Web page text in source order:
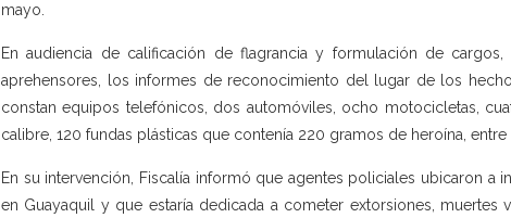
mayo.
En audiencia de calificación de flagrancia y formulación de
aprehensores, los informes de reconocimiento del lugar de los
constan equipos telefónicos, dos automóviles, ocho motocicletas,
calibre, 120 fundas plásticas que contenía 220 gramos de heroína, entre
En su intervención, Fiscalía informó que agentes policiales ubicaron a
en Guayaquil y que estaría dedicada a cometer extorsiones,